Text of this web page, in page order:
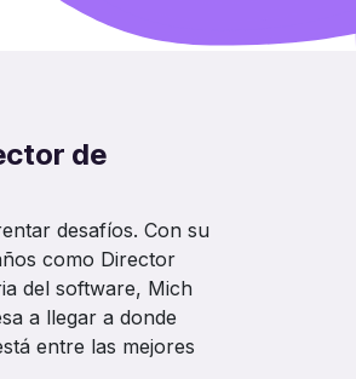
de
desafíos. Con su
como Director
del software, Mich
a llegar a donde
entre las mejores